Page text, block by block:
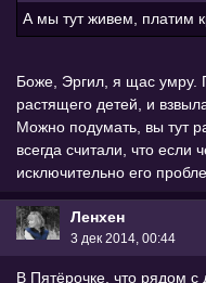
А мы тут живем, платим
Боже, Эргил, я щас умру.
растящего детей, и
Можно подумать, вы тут
всегда считали, что если
исключительно его
Ленхен
3 дек 2014, 00:44
В Пятёрочке, что рядом